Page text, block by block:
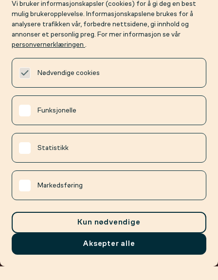
Meny
Vi bruker informasjonskapsler (cookies) for å gi deg en best
mulig brukeropplevelse. Informasjonskapslene brukes for å
analysere trafikken vår, forbedre nettsidene, gi innhold og
annonser et personlig preg. For mer informasjon se vår
personvernerklæringen .
Nødvendige cookies
Funksjonelle
Statistikk
Markedsføring
Kun nødvendige
Aksepter alle